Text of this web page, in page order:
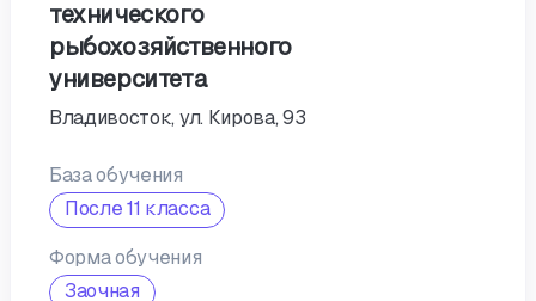
технического
рыбохозяйственного
университета
Владивосток, ул. Кирова, 93
База обучения
После 11 класса
Форма обучения
Заочная